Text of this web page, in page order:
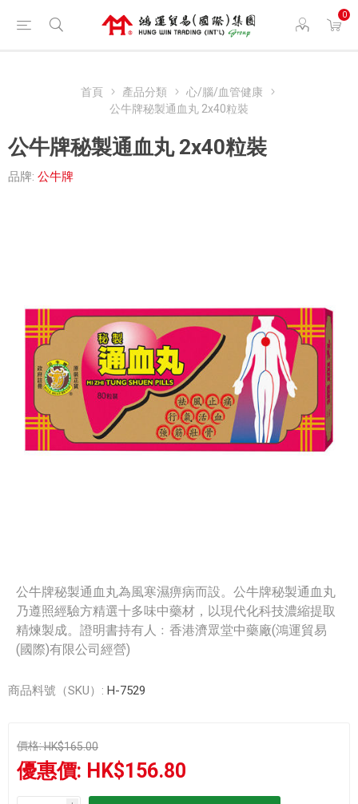
0
首頁 產品分類
心/腦/血管健康
公牛牌秘製通血丸 2x40粒裝
公牛牌秘製通血丸 2x40粒裝
品牌: 公牛牌
公牛牌秘製通血丸為風寒濕痹病而設。公牛牌秘製通血丸
乃遵照經驗方精選十多味中藥材，以現代化科技濃縮提取
精煉製成。證明書持有人﹕香港濟眾堂中藥廠(鴻運貿易
(國際)有限公司經營)
商品料號（SKU）: H-7529
價格:HK$165.00
優惠價: HK$156.80